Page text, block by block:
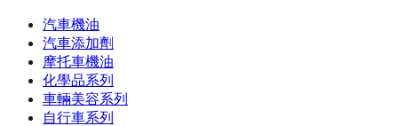
汽車機油
汽車添加劑
摩托車機油
化學品系列
車輛美容系列
自行車系列